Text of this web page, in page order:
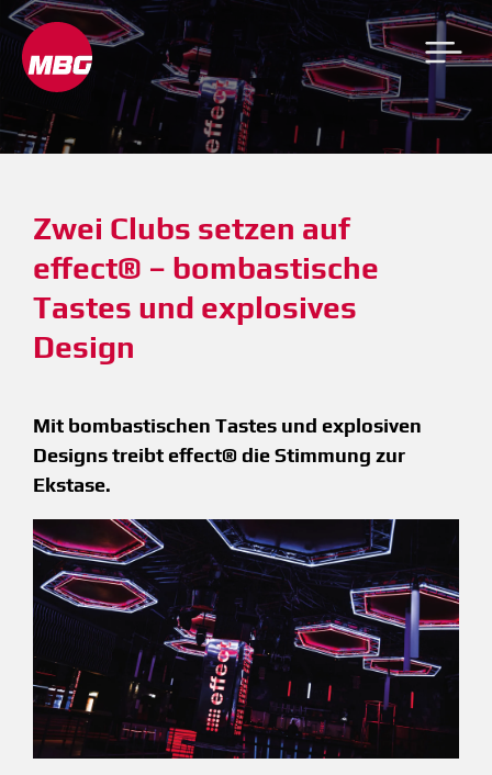
Zwei Clubs setzen auf
effect® – bombastische
Tastes und explosives
Design
Mit bombastischen Tastes und explosiven
Designs treibt effect® die Stimmung zur
Ekstase.